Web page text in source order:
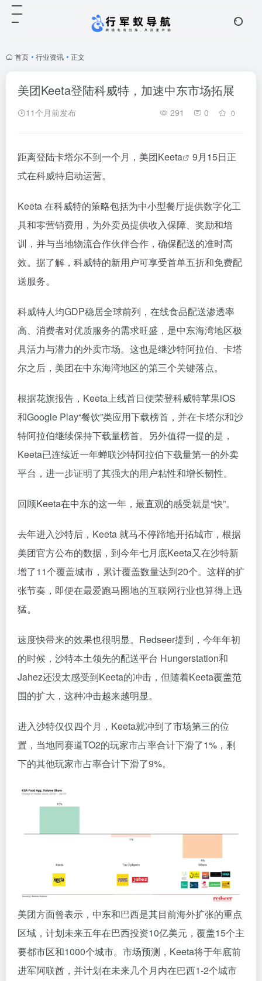
首页 • 行业资讯 • 正文
美团Keeta登陆科威特，加速中东市场拓展
11个月前发布 291 0 0
距离登陆卡塔尔不到一个月，美团Keeta
9月15日正
式在科威特启动运营。
Keeta 在科威特的策略包括为中小型餐厅提供数字化工
具和零营销费用，为外卖员提供收入保障、奖励和培
训，并与当地物流合作伙伴合作，确保配送的准时高
效。据了解，科威特的新用户可享受首单五折和免费配
送服务。
科威特人均GDP稳居全球前列，在线食品配送渗透率
高、消费者对优质服务的需求旺盛，是中东海湾地区极
具活力与潜力的外卖市场。这也是继沙特阿拉伯、卡塔
尔之后，美团在中东海湾地区的第三个关键落点。
根据花旗报告，Keeta上线首日便荣登科威特苹果iOS
和Google Play“餐饮”类应用下载榜首，并在卡塔尔和沙
特阿拉伯继续保持下载量榜首。另外值得一提的是，
Keeta已连续近一年蝉联沙特阿拉伯下载量第一的外卖
平台，进一步证明了其强大的用户粘性和增长韧性。
回顾Keeta在中东的这一年，最直观的感受就是“快”。
去年进入沙特后，Keeta 就马不停蹄地开拓城市，根据
美团官方公布的数据，到今年七月底Keeta又在沙特新
增了11个覆盖城市，累计覆盖数量达到20个。这样的扩
张节奏，即便在最爱跑马圈地的互联网行业也算得上迅
猛。
速度快带来的效果也很明显。Redseer提到，今年年初
的时候，沙特本土领先的配送平台 Hungerstation和
Jahez还没太感受到Keeta的冲击，但随着Keeta覆盖范
围的扩大，这种冲击越来越明显。
进入沙特仅仅四个月，Keeta就冲到了市场第三的位
置，当地同赛道TO2的玩家市占率合计下滑了1%，剩
下的其他玩家市占率合计下滑了9%。
美团方面曾表示，中东和巴西是其目前海外扩张的重点
区域，计划未来五年在巴西投资10亿美元，覆盖15个主
要都市区和1000个城市。市场预测，Keeta将于年底前
进军阿联酋，并计划在未来几个月内在巴西1-2个城市